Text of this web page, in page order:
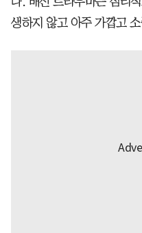
생하지 않고 아주 가깝고